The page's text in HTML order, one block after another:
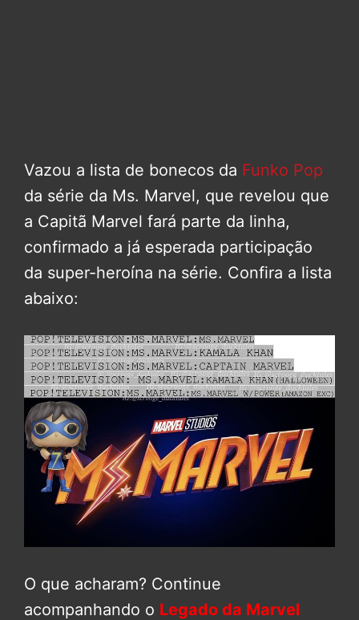
Vazou a lista de bonecos da Funko Pop
da série da Ms. Marvel, que revelou que
a Capitã Marvel fará parte da linha,
confirmado a já esperada participação
da super-heroína na série. Confira a lista
abaixo:
O que acharam? Continue
acompanhando o Legado da Marvel